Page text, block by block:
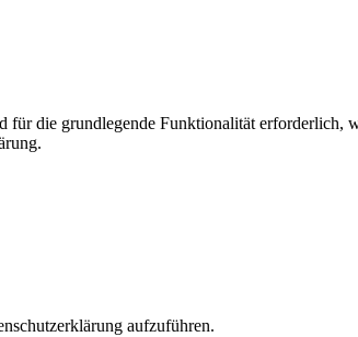
die grundlegende Funktionalität erforderlich,
aufzuführen.